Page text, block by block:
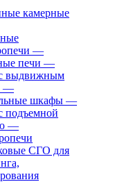
камерные
—
печи —
выдвижным
—
шкафы —
подъемной
—
СГО для